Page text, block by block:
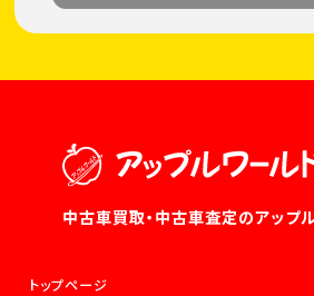
中古車買取・中古車査定のアップ
トップページ